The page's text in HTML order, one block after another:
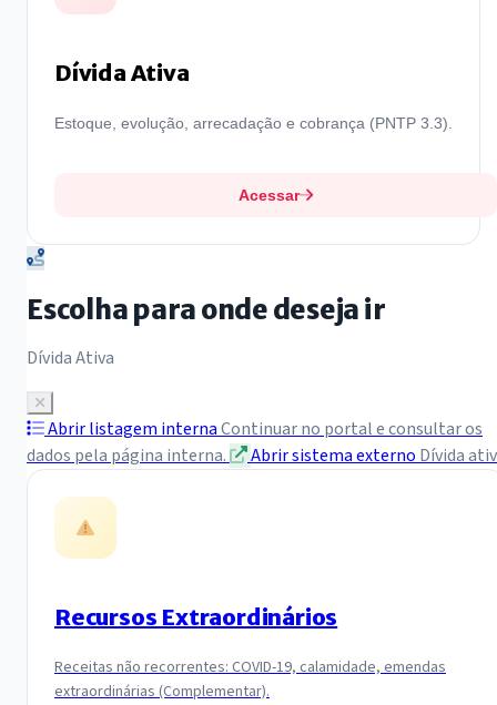
Dívida Ativa
Estoque, evolução, arrecadação e cobrança (PNTP 3.3).
Acessar
Escolha para onde deseja ir
Dívida Ativa
Abrir listagem internaContinuar no portal e consultar os
dados pela página interna.
Abrir sistema externo Dívida
Recursos Extraordinários
Receitas não recorrentes: COVID-19, calamidade, emendas
extraordinárias (Complementar).